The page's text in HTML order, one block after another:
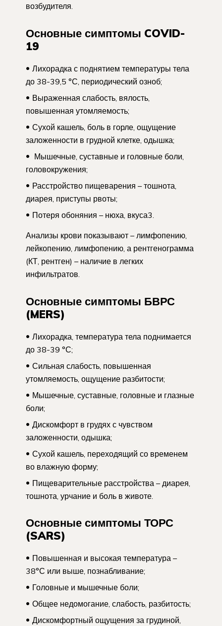
возбудителя.
Основные симптомы COVID-
19
Лихорадка с поднятием температуры тела
до 38-39,5 °С, периодический озноб;
Выраженная слабость, вялость,
повышенная утомляемость;
Сухой кашель, боль в горле, ощущение
заложенности в грудной клетке, одышка;
Мышечные, суставные и головные боли,
головокружения;
Расстройство пищеварения – тошнота,
диарея, приступы рвоты;
Потеря обоняния – нюха, вкуса3.
Анализы крови показывают – лимфопению,
лейкопению, лимфопению, а рентгенограмма
(КТ, рентген) – наличие в легких
инфильтратов.
Основные симптомы БВРС
(MERS)
Лихорадка, температура тела поднимается
до 38-39 °С;
Сильная слабость, повышенная
утомляемость, ощущение разбитости;
Мышечные, суставные, головные и глазные
боли;
Дискомфорт в грудях с чувством
заложенности, одышка;
Сухой кашель, переходящий со временем
во влажную форму;
Пищеварительные расстройства – диарея,
тошнота, урчание и боль в животе.
Основные симптомы ТОРС
(SARS)
Повышенная и высокая температура –
38°С или выше, познабливание;
Головные и мышечные боли;
Общее недомогание, слабость, разбитость;
Дискомфортный ощущения за грудиной,